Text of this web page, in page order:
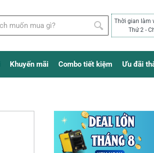
Thời gian làm
Thứ 2 -
Khuyến mãi Combo tiết kiệm Ưu đãi